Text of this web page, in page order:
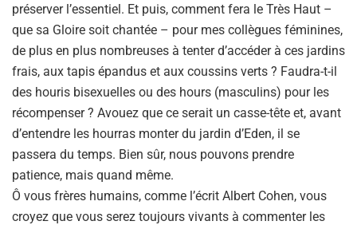
préserver l’essentiel. Et puis, comment fera le Très Haut –
que sa Gloire soit chantée – pour mes collègues féminines,
de plus en plus nombreuses à tenter d’accéder à ces jardins
frais, aux tapis épandus et aux coussins verts ? Faudra-t-il
des houris bisexuelles ou des hours (masculins) pour les
récompenser ? Avouez que ce serait un casse-tête et, avant
d’entendre les hourras monter du jardin d’Eden, il se
passera du temps. Bien sûr, nous pouvons prendre
patience, mais quand même.
Ô vous frères humains, comme l’écrit Albert Cohen, vous
croyez que vous serez toujours vivants à commenter les